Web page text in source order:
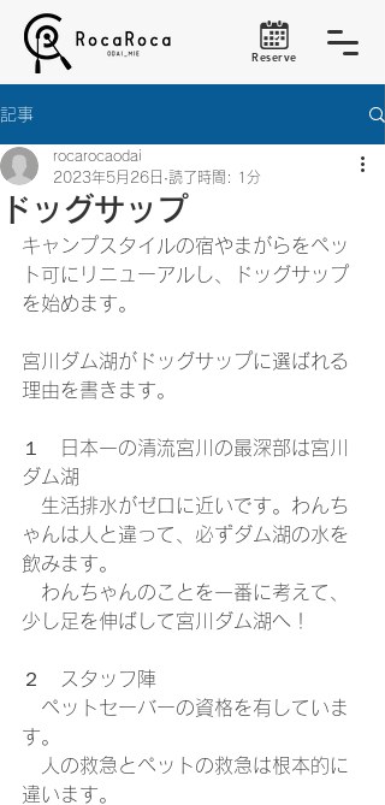
Reserve
記事
ドッグサップ
rocarocaodai
2023年5月26日 読了時間: 1分
キャンプスタイルの宿やまがらをペッ
ト可にリニューアルし、ドッグサップ
を始めます。
宮川ダム湖がドッグサップに選ばれる
理由を書きます。
１　日本一の清流宮川の最深部は宮川
ダム湖
生活排水がゼロに近いです。わんち
ゃんは人と違って、必ずダム湖の水を
飲みます。
わんちゃんのことを一番に考えて、
少し足を伸ばして宮川ダム湖へ！
２　スタッフ陣
ペットセーバーの資格を有していま
す。
人の救急とペットの救急は根本的に
違います。